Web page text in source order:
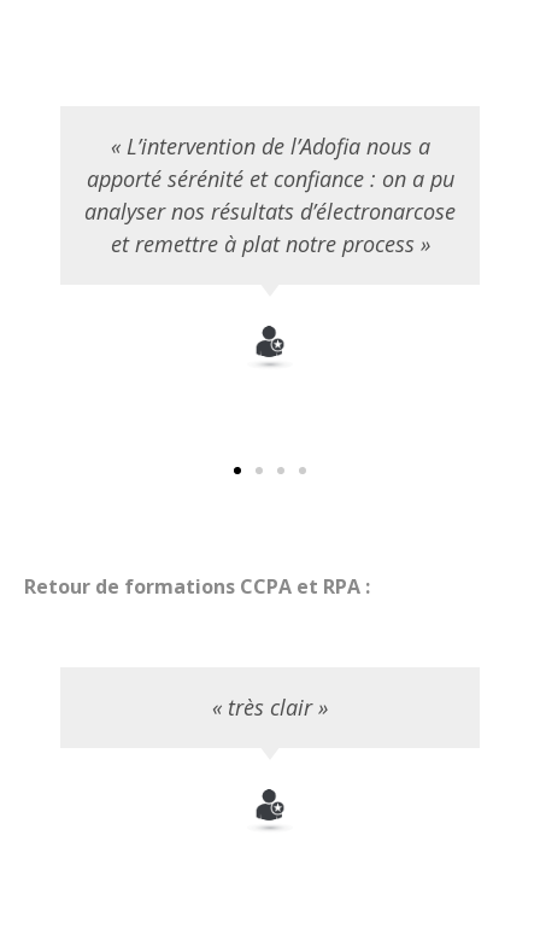
« L’intervention de l’Adofia nous a
apporté sérénité et confiance : on a pu
analyser nos résultats d’électronarcose
et remettre à plat notre process »
Retour de formations CCPA et RPA :
« très clair »